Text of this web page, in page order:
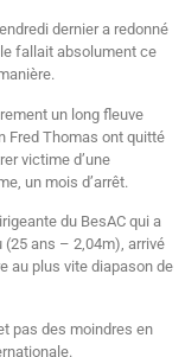
dernier a redonné
fallait absolument ce
un long fleuve
Fred Thomas ont quitté
victime d’une
un mois d’arrêt.
du BesAC qui a
ans – 2,04m), arrivé
au plus vite diapason de
pas des moindres en